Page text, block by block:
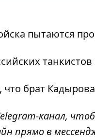
пытаются
что брат Кадырова
-канал,
прямо в